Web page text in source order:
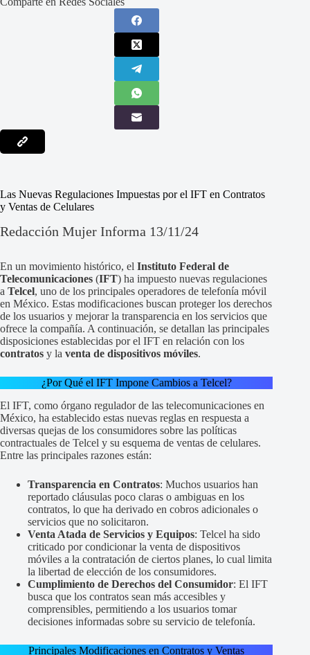
Las Nuevas Regulaciones Impuestas por el IFT en Contratos
y Ventas de Celulares
Redacción Mujer Informa 13/11/24
En un movimiento histórico, el Instituto Federal de
Telecomunicaciones (IFT) ha impuesto nuevas regulaciones
a Telcel, uno de los principales operadores de telefonía móvil
en México. Estas modificaciones buscan proteger los derechos
de los usuarios y mejorar la transparencia en los servicios que
ofrece la compañía. A continuación, se detallan las principales
disposiciones establecidas por el IFT en relación con los
contratos y la venta de dispositivos móviles.
¿Por Qué el IFT Impone Cambios a Telcel?
El IFT, como órgano regulador de las telecomunicaciones en
México, ha establecido estas nuevas reglas en respuesta a
diversas quejas de los consumidores sobre las políticas
contractuales de Telcel y su esquema de ventas de celulares.
Entre las principales razones están:
Transparencia en Contratos: Muchos usuarios han
reportado cláusulas poco claras o ambiguas en los
contratos, lo que ha derivado en cobros adicionales o
servicios que no solicitaron.
Venta Atada de Servicios y Equipos: Telcel ha sido
criticado por condicionar la venta de dispositivos
móviles a la contratación de ciertos planes, lo cual limita
la libertad de elección de los consumidores.
Cumplimiento de Derechos del Consumidor: El IFT
busca que los contratos sean más accesibles y
comprensibles, permitiendo a los usuarios tomar
decisiones informadas sobre su servicio de telefonía.
Principales Modificaciones en Contratos y Ventas